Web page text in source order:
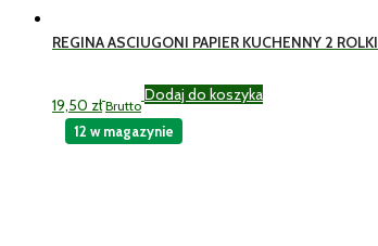
REGINA ASCIUGONI PAPIER KUCHENNY 2 ROLKI
19,50 zł Brutto
Dodaj do koszyka
12 w magazynie